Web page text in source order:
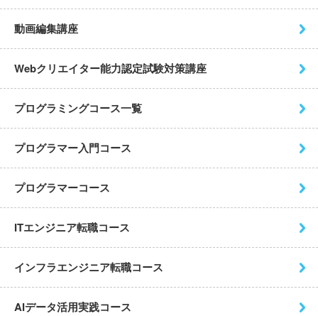
動画編集講座
Webクリエイター能力認定試験対策講座
プログラミングコース一覧
プログラマー入門コース
プログラマーコース
ITエンジニア転職コース
インフラエンジニア転職コース
AIデータ活用実践コース